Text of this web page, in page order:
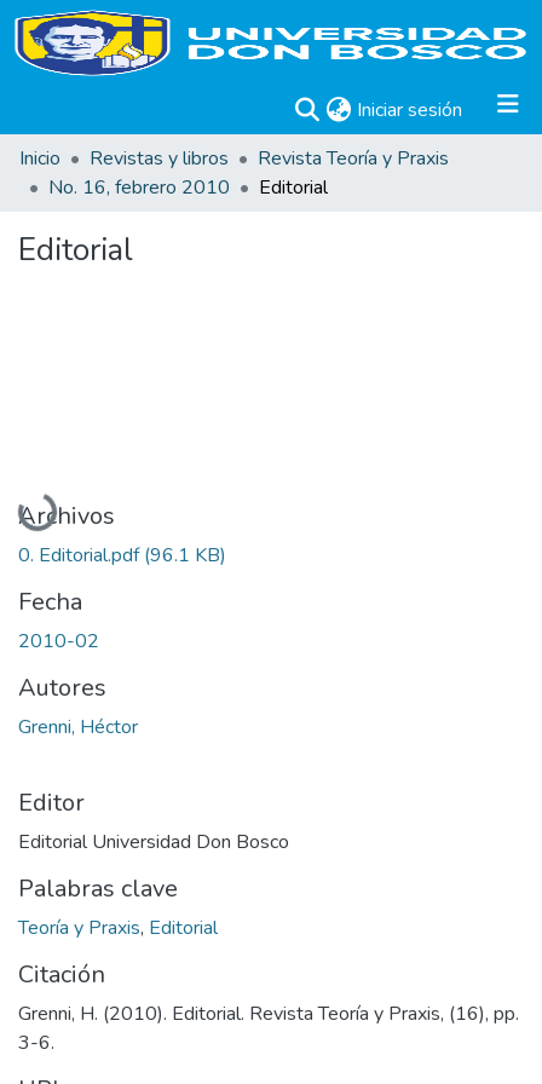
Iniciar sesión (current)
Inicio
Revistas y libros
Revista Teoría y Praxis
No. 16, febrero 2010
Editorial
Editorial
Cargando...
Archivos
0. Editorial.pdf(96.1 KB)
Fecha
2010-02
Autores
Grenni, Héctor
Editor
Editorial Universidad Don Bosco
Palabras clave
Teoría y Praxis, Editorial
Citación
Grenni, H. (2010). Editorial. Revista Teoría y Praxis, (16), pp.
3-6.